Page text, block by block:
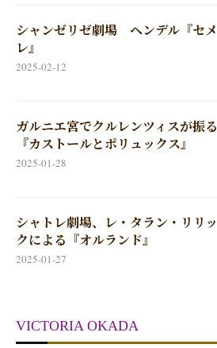
シャンゼリゼ劇場 ヘンデル『セメ
レ』
2025-02-12
ガルニエ宮でクルレンツィスが振る
『カストールとポリュックス』
2025-01-28
シャトレ劇場、レ・タラン・リリッ
クによる『オルランド』
2025-01-27
VICTORIA OKADA